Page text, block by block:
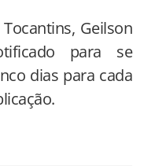
Geilson
para se
dias para cada